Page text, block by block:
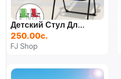
Детский Стул Для Пикника На Пляже С Деревянными Подлокотниками Синий
250.00с.
FJ Shop